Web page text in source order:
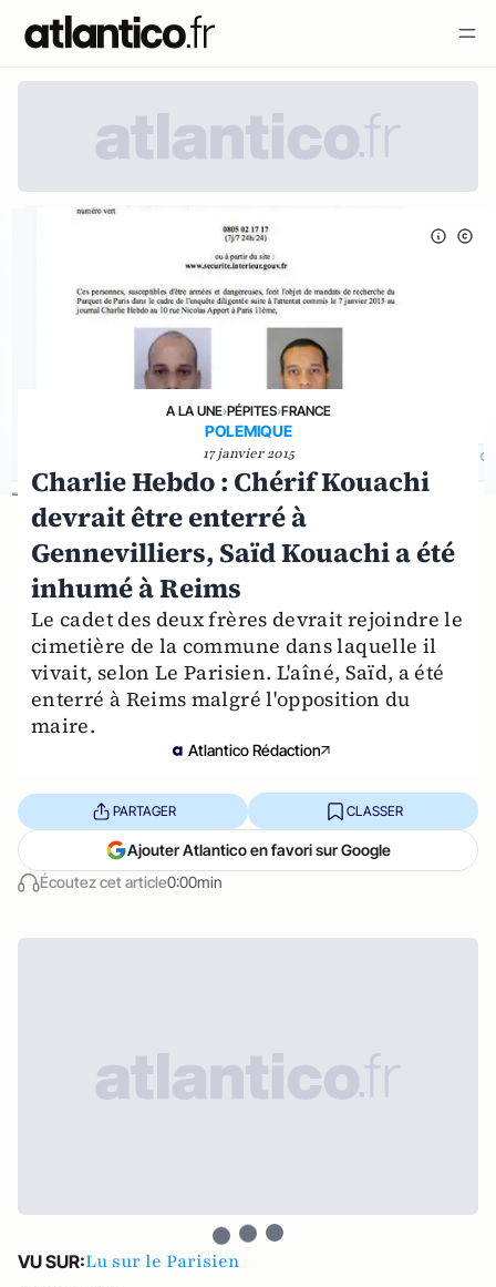
A LA UNE›PÉPITES›FRANCE
POLEMIQUE
17 janvier 2015
Charlie Hebdo : Chérif Kouachi
devrait être enterré à
Gennevilliers, Saïd Kouachi a été
inhumé à Reims
Le cadet des deux frères devrait rejoindre le
cimetière de la commune dans laquelle il
vivait, selon Le Parisien. L'aîné, Saïd, a été
enterré à Reims malgré l'opposition du
maire.
Atlantico Rédaction
Écoutez cet article0:00min
PARTAGER CLASSER
Ajouter Atlantico en favori sur Google
VU SUR:Lu sur le Parisien